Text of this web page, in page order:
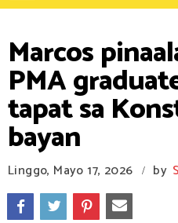
Marcos
PMA
tapat sa
bayan
Linggo, Mayo 17, 2026 / by